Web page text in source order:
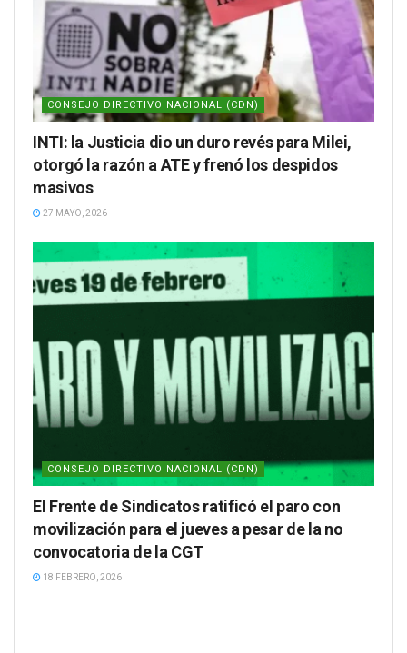
CONSEJO DIRECTIVO NACIONAL (CDN)
INTI: la Justicia dio un duro revés para Milei,
otorgó la razón a ATE y frenó los despidos
masivos
27 MAYO, 2026
CONSEJO DIRECTIVO NACIONAL (CDN)
El Frente de Sindicatos ratificó el paro con
movilización para el jueves a pesar de la no
convocatoria de la CGT
18 FEBRERO, 2026